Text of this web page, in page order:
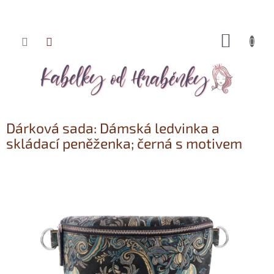
Přejít
Dárková sada: Dámská ledvinka a
skládací peněženka; černá s motivem